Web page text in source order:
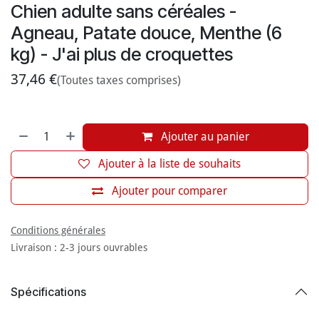
Chien adulte sans céréales -
Agneau, Patate douce, Menthe (6
kg) - J'ai plus de croquettes
37,46 €(Toutes taxes comprises)
Ajouter au panier
Ajouter pour comparer
Ajouter à la liste de souhaits
Conditions générales
Livraison : 2-3 jours ouvrables
Spécifications